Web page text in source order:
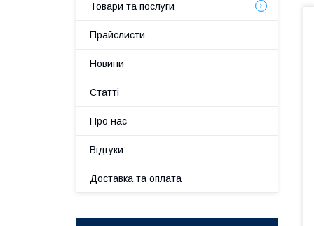
Товари та послуги
Прайслисти
Новини
Статті
Про нас
Відгуки
Доставка та оплата